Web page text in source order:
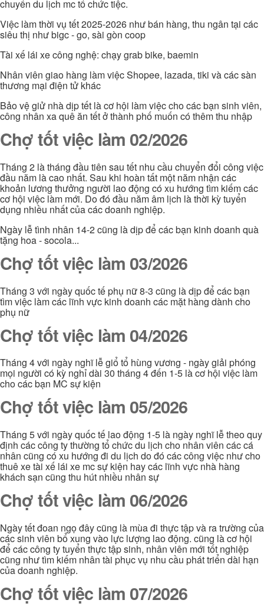
chuyển du lịch mc tổ chức tiệc.
Việc làm thời vụ tết 2025-2026 như bán hàng, thu ngân tại các
siêu thị như bigc - go, sài gòn coop
Tài xế lái xe công nghệ: chạy grab bike, baemin
Nhân viên giao hàng làm việc Shopee, lazada, tiki và các sàn
thương mại điện tử khác
Bảo vệ giử nhà dịp tết là cơ hội làm việc cho các bạn sinh viên,
công nhân xa quê ăn tết ở thành phố muốn có thêm thu nhập
Chợ tốt việc làm 02/2026
Tháng 2 là tháng đầu tiên sau tết nhu cầu chuyển đổi công việc
đầu năm là cao nhất. Sau khi hoàn tất một năm nhận các
khoản lương thưởng người lao động có xu hướng tìm kiếm các
cơ hội việc làm mới. Do đó đầu năm âm lịch là thời kỳ tuyển
dụng nhiều nhất của các doanh nghiệp.
Ngày lễ tình nhân 14-2 cũng là dịp để các bạn kinh doanh quà
tặng hoa - socola...
Chợ tốt việc làm 03/2026
Tháng 3 với ngày quốc tế phụ nữ 8-3 cũng là dịp để các bạn
tìm việc làm các lĩnh vực kinh doanh các mặt hàng dành cho
phụ nữ
Chợ tốt việc làm 04/2026
Tháng 4 với ngày nghĩ lễ giổ tổ hùng vương - ngày giải phóng
mọi người có kỳ nghỉ dài 30 tháng 4 đến 1-5 là cơ hội việc làm
cho các bạn MC sự kiện
Chợ tốt việc làm 05/2026
Tháng 5 với ngày quốc tế lao động 1-5 là ngày nghĩ lễ theo quy
định các công ty thường tổ chức du lịch cho nhân viên các cá
nhân cũng có xu hướng đi du lịch do đó các công việc như cho
thuê xe tài xế lái xe mc sự kiện hay các lĩnh vực nhà hàng
khách sạn cũng thu hút nhiều nhân sự
Chợ tốt việc làm 06/2026
Ngày tết đoan ngọ đây cũng là mùa đi thực tập và ra trường của
các sinh viên bổ xung vào lực lượng lao động. cũng là cơ hội
để các công ty tuyển thực tập sinh, nhân viên mới tốt nghiệp
cũng như tìm kiếm nhân tài phục vụ nhu cầu phát triển dài hạn
của doanh nghiệp.
Chợ tốt việc làm 07/2026